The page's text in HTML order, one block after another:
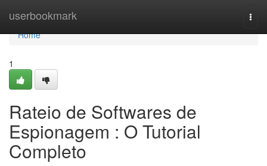
userbookmark
Home
Home
1
Rateio de Softwares de
Espionagem : O Tutorial
Completo